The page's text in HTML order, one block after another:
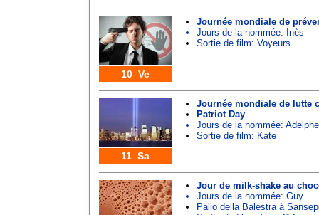
10 Ve
Journée mondiale de
Jours de la nommée: Inès
Sortie de film: Voyeurs
11 Sa
Journée mondiale de lutte
Patriot Day
Jours de la nommée: Adelphe
Sortie de film: Kate
Jour de milk-shake au
Jours de la nommée: Guy
Palio della Balestra à